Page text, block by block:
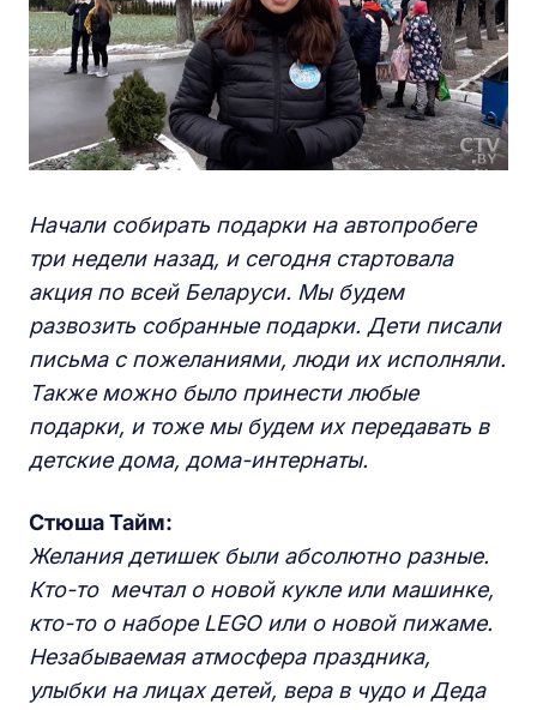
Начали собирать подарки на автопробеге
три недели назад, и сегодня стартовала
акция по всей Беларуси. Мы будем
развозить собранные подарки. Дети писали
письма с пожеланиями, люди их исполняли.
Также можно было принести любые
подарки, и тоже мы будем их передавать в
детские дома, дома-интернаты.
Стюша Тайм:
Желания детишек были абсолютно разные.
Кто-то мечтал о новой кукле или машинке,
кто-то о наборе LEGO или о новой пижаме.
Незабываемая атмосфера праздника,
улыбки на лицах детей, вера в чудо и Деда